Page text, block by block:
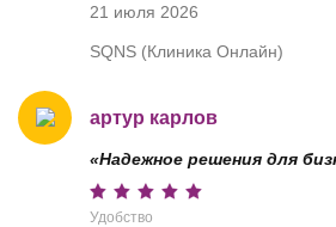
21 июля 2026
SQNS (Клиника Онлайн)
артур карлов
«Надежное решения для
Удобство